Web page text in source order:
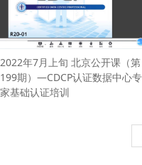
2022年7月上旬 北京公开课（第
199期）—CDCP认证数据中心专
家基础认证培训